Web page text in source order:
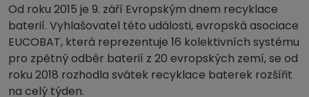
Od roku 2015 je 9. září Evropským dnem recyklace
baterií. Vyhlašovatel této události, evropská asociace
EUCOBAT, která reprezentuje 16 kolektivních systému
pro zpětný odběr baterií z 20 evropských zemí, se od
roku 2018 rozhodla svátek recyklace baterek rozšířit
na celý týden.